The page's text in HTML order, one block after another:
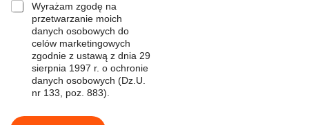
Wyrażam zgodę na
przetwarzanie moich
danych osobowych do
celów marketingowych
zgodnie z ustawą z dnia 29
sierpnia 1997 r. o ochronie
danych osobowych (Dz.U.
nr 133, poz. 883).